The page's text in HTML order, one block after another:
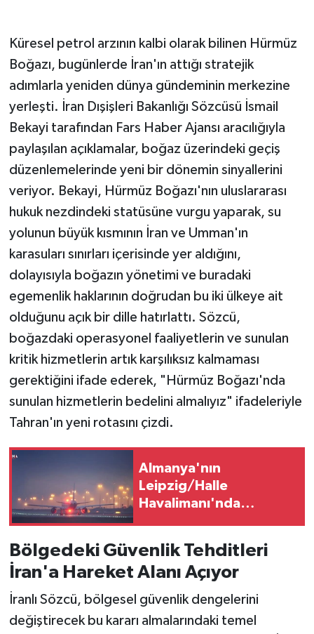
Küresel petrol arzının kalbi olarak bilinen Hürmüz
Boğazı, bugünlerde İran'ın attığı stratejik
adımlarla yeniden dünya gündeminin merkezine
yerleşti. İran Dışişleri Bakanlığı Sözcüsü İsmail
Bekayi tarafından Fars Haber Ajansı aracılığıyla
paylaşılan açıklamalar, boğaz üzerindeki geçiş
düzenlemelerinde yeni bir dönemin sinyallerini
veriyor. Bekayi, Hürmüz Boğazı'nın uluslararası
hukuk nezdindeki statüsüne vurgu yaparak, su
yolunun büyük kısmının İran ve Umman'ın
karasuları sınırları içerisinde yer aldığını,
dolayısıyla boğazın yönetimi ve buradaki
egemenlik haklarının doğrudan bu iki ülkeye ait
olduğunu açık bir dille hatırlattı. Sözcü,
boğazdaki operasyonel faaliyetlerin ve sunulan
kritik hizmetlerin artık karşılıksız kalmaması
gerektiğini ifade ederek, "Hürmüz Boğazı'nda
sunulan hizmetlerin bedelini almalıyız" ifadeleriyle
Tahran'ın yeni rotasını çizdi.
Almanya'nın
Leipzig/Halle
Havalimanı'nda
Bölgedeki Güvenlik Tehditleri
İran'a Hareket Alanı Açıyor
İranlı Sözcü, bölgesel güvenlik dengelerini
değiştirecek bu kararı almalarındaki temel